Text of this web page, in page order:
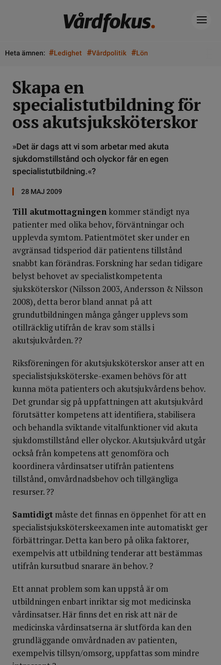
Heta ämnen: #Ledighet #Vårdpolitik #Lön
Skapa en
specialistutbildning för
oss akutsjuksköterskor
»Det är dags att vi som arbetar med akuta
sjukdomstillstånd och olyckor får en egen
specialistutbildning.«?
28 MAJ 2009
Till akutmottagningen kommer ständigt nya
patienter med olika behov, förväntningar och
upplevda symtom. Patientmötet sker under en
avgränsad tidsperiod där patientens tillstånd
snabbt kan förändras. Forskning har sedan tidigare
belyst behovet av specialistkompetenta
sjuksköterskor (Nilsson 2003, Andersson & Nilsson
2008), detta beror bland annat på att
grundutbildningen många gånger upplevs som
otillräcklig utifrån de krav som ställs i
akutsjukvården. ??
Riksföreningen för akutsjuksköterskor anser att en
specialistsjuksköterske-examen behövs för att
kunna möta patienters och akutsjukvårdens behov.
Det grundar sig på uppfattningen att akutsjukvård
förutsätter kompetens att identifiera, stabilisera
och behandla sviktande vitalfunktioner vid akuta
sjukdomstillstånd eller olyckor. Akutsjukvård utgår
också från kompetens att genomföra och
koordinera vårdinsatser utifrån patientens
tillstånd, omvårdnadsbehov och tillgängliga
resurser. ??
Samtidigt måste det finnas en öppenhet för att en
specialistsjukskö­terskeexamen inte automatiskt ger
förbättringar. Detta kan bero på olika faktorer,
exempelvis att utbildning tenderar att bestämmas
utifrån kursutbud snarare än behov. ?
Ett annat problem som kan uppstå är om
utbildningen enbart inriktar sig mot medicinska
vårdinsatser. Här finns det en risk att när de
medicinska vårdinsatserna är slutförda kan den
grundläggande omvårdnaden av patienten,
exempelvis tillsyn/omsorg, uppfattas som mindre